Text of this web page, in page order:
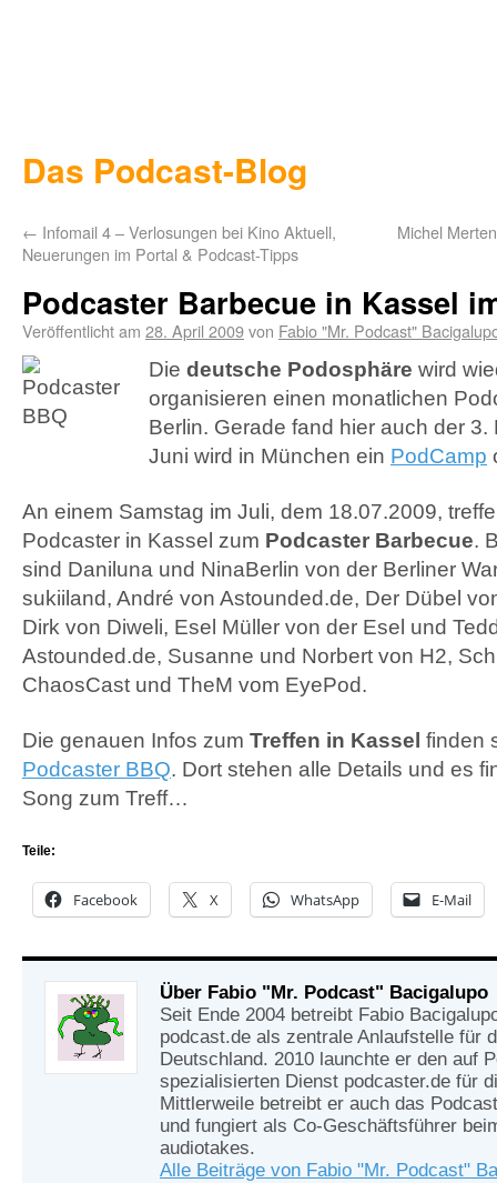
Das Podcast-Blog
← Infomail 4 – Verlosungen bei Kino Aktuell,
Neuerungen im Portal & Podcast-Tipps
Michel
Podcaster Barbecue in Kassel
Veröffentlicht am 28. April 2009von Fabio "Mr. Podcast"
Die deutsche Podosphäre wird
organisieren einen monatlichen
Berlin. Gerade fand hier auch der 3.
Juni wird in München ein PodCamp
An einem Samstag im Juli, dem 18.07.2009,
Podcaster in Kassel zum Podcaster Barbecue.
sind Daniluna und NinaBerlin von der Berliner
sukiiland, André von Astounded.de, Der Dübel
Dirk von Diweli, Esel Müller von der Esel und
Astounded.de, Susanne und Norbert von H2,
ChaosCast und TheM vom EyePod.
Die genauen Infos zum Treffen in Kassel finden
Podcaster BBQ. Dort stehen alle Details und es
Song zum Treff…
Teile:
Facebook X WhatsApp E-Mail
Über Fabio "Mr. Podcast" Bacigalupo
Seit Ende 2004 betreibt Fabio
podcast.de als zentrale Anlaufstelle für
Deutschland. 2010 launchte er den auf
spezialisierten Dienst podcaster.de für
Mittlerweile betreibt er auch das
und fungiert als Co-Geschäftsführer
audiotakes.
Alle Beiträge von Fabio "Mr. Podcast"